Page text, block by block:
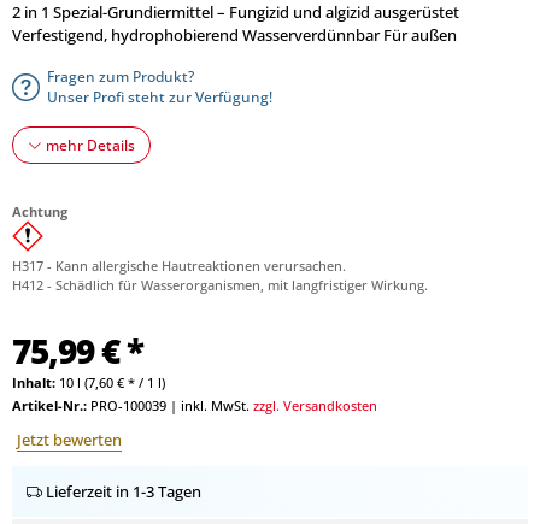
2 in 1 Spezial-Grundiermittel – Fungizid und algizid ausgerüstet
Verfestigend, hydrophobierend Wasserverdünnbar Für außen
Fragen zum Produkt?
Unser Profi steht zur Verfügung!
mehr Details
Achtung
H317 - Kann allergische Hautreaktionen verursachen.
H412 - Schädlich für Wasserorganismen, mit langfristiger Wirkung.
75,99 € *
Inhalt: 10 l (7,60 € * / 1 l)
Artikel-Nr.: PRO-100039 | inkl. MwSt. zzgl. Versandkosten
Jetzt bewerten
Lieferzeit in 1-3 Tagen